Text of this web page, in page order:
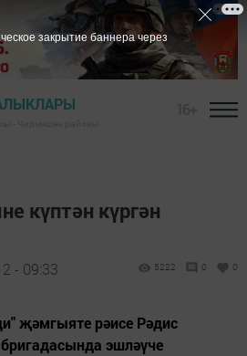
күптән күргән
- 09:33 5222 0 0
җәмгыяте рәисе Рәдис
эшләүче
закрытие баннера через